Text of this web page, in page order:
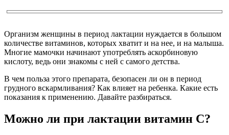
Организм женщины в период лактации нуждается в большом
количестве витаминов, которых хватит и на нее, и на малыша.
Многие мамочки начинают употреблять аскорбиновую
кислоту, ведь они знакомы с ней с самого детства.
В чем польза этого препарата, безопасен ли он в период
грудного вскармливания? Как влияет на ребенка. Какие есть
показания к применению. Давайте разбираться.
Можно ли при лактации витамин С?